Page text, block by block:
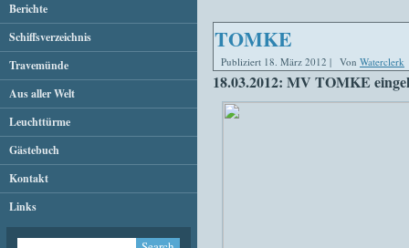
Berichte
Schiffsverzeichnis
Travemünde
Aus aller Welt
Leuchttürme
Gästebuch
Kontakt
Links
TOMKE
Publiziert 18. März 2012 | Von Waterclerk
18.03.2012: MV TOMKE